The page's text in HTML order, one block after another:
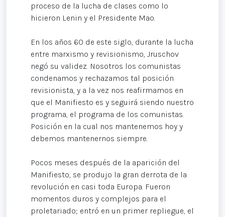
proceso de la lucha de clases como lo
hicieron Lenin y el Presidente Mao.
En los años 60 de este siglo, durante la lucha
entre marxismo y revisionismo, Jruschov
negó su validez. Nosotros los comunistas
condenamos y rechazamos tal posición
revisionista, y a la vez nos reafirmamos en
que el Manifiesto es y seguirá siendo nuestro
programa, el programa de los comunistas.
Posición en la cual nos mantenemos hoy y
debemos mantenernos siempre.
Pocos meses después de la aparición del
Manifiesto, se produjo la gran derrota de la
revolución en casi toda Europa. Fueron
momentos duros y complejos para el
proletariado; entró en un primer repliegue, el